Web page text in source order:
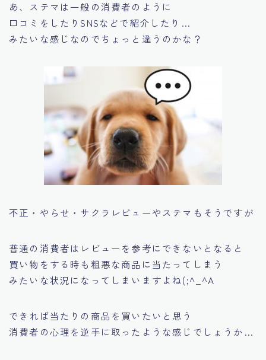
あ、ステマは一般の消費者のように
口コミをしたりSNSなどで紹介したり…
みたいな感じなのでちょっと違うのかな？
不正・やらせ・サクラレビューやステマもそうですが
普通の消費者はレビューを参考にできないとなると
買い物をする時も粗悪な商品に当たってしまう
みたいな状況になってしまいますよね(;^_^A
できれば当たりの商品を買いたいと思う
消費者の心理を逆手に取ったような感じでしょうか…